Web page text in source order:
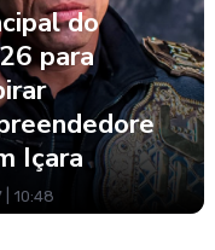
do
para
Içara
10:48